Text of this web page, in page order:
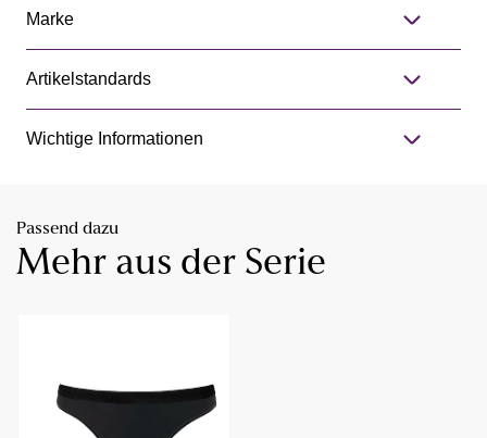
Marke
Artikelstandards
Wichtige Informationen
Passend dazu
Mehr aus der Serie